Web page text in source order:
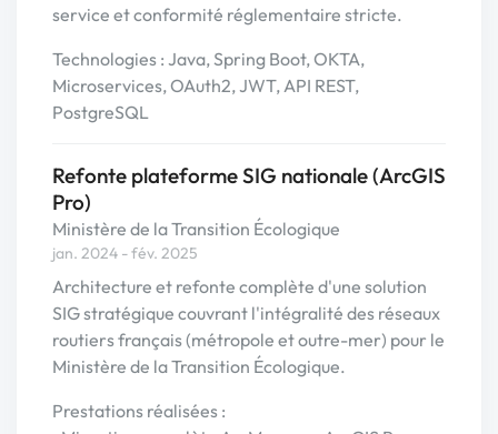
service et conformité réglementaire stricte.
Technologies : Java, Spring Boot, OKTA,
Microservices, OAuth2, JWT, API REST,
PostgreSQL
Refonte plateforme SIG nationale (ArcGIS
Pro)
Ministère de la Transition Écologique
jan. 2024 - fév. 2025
Architecture et refonte complète d'une solution
SIG stratégique couvrant l'intégralité des réseaux
routiers français (métropole et outre-mer) pour le
Ministère de la Transition Écologique.
Prestations réalisées :